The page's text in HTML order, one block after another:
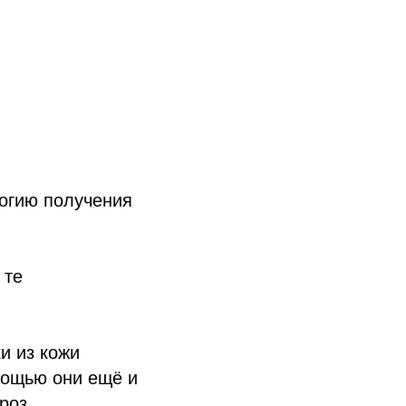
получения
из кожи
они ещё и